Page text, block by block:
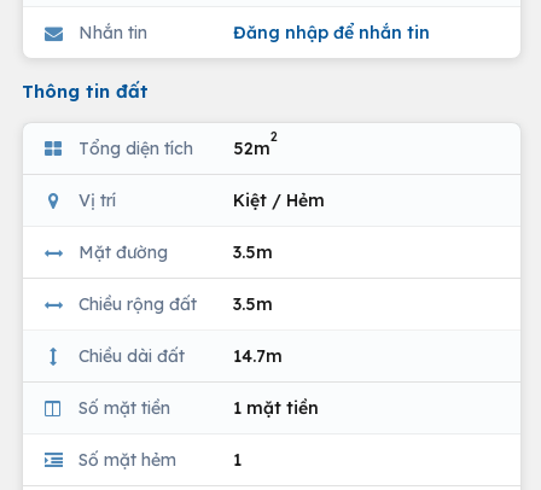
Nhắn tin Đăng nhập để nhắn tin
Thông tin đất
Tổng diện tích 52m
2
Vị trí Kiệt / Hẻm
Mặt đường 3.5m
Chiều rộng đất 3.5m
Chiều dài đất 14.7m
Số mặt tiền 1 mặt tiền
Số mặt hẻm 1